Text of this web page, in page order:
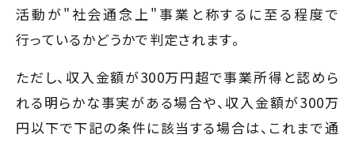
活動が"社会通念上"事業と称するに至る程度で
行っているかどうかで判定されます。
ただし、収入金額が300万円超で事業所得と認めら
れる明らかな事実がある場合や、収入金額が300万
円以下で下記の条件に該当する場合は、これまで通